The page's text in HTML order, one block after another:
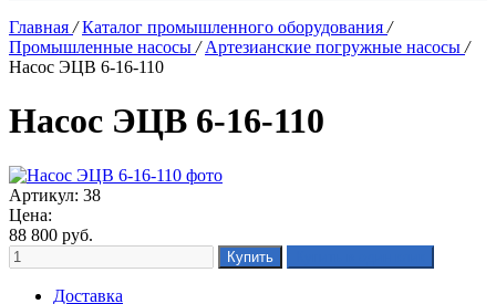
Главная / Каталог промышленного оборудования /
Промышленные насосы / Артезианские погружные насосы /
Насос ЭЦВ 6-16-110
Насос ЭЦВ 6-16-110
Артикул: 38
Цена:
88 800 руб.
Доставка